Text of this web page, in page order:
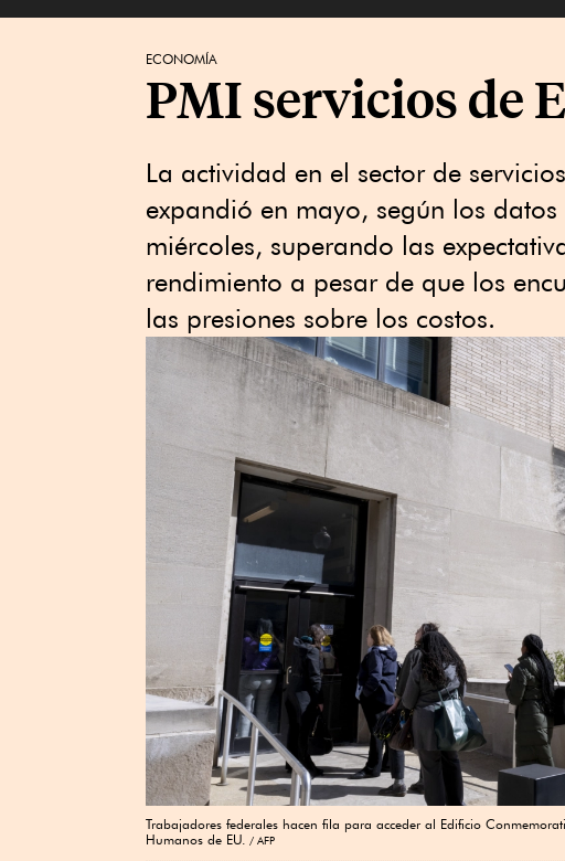
ECONOMÍA
PMI servicios de
La actividad en el sector de
expandió en mayo, según los
miércoles, superando las
rendimiento a pesar de que los
las presiones sobre los costos.
Trabajadores federales hacen fila para acceder al Edificio
Humanos de EU.
AFP